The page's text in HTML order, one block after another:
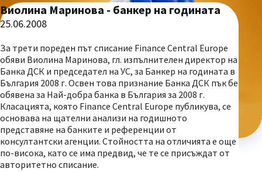
Виолина Маринова - банкер на годината
25.06.2008
За трети пореден път списание Finance Central Europe
обяви Виолина Маринова, гл. изпълнителен директор на
Банка ДСК и председател на УС, за Банкер на годината в
България 2008 г. Освен това признание Банка ДСК пък бе
обявена за Най-добра банка в България за 2008 г.
Класацията, която Finance Central Europe публикува, се
основава на щателни анализи на годишното
представяне на банките и референции от
консултантски агенции. Стойността на отличията e още
по-висока, като се има предвид, че те се присъждат от
авторитетно списание.